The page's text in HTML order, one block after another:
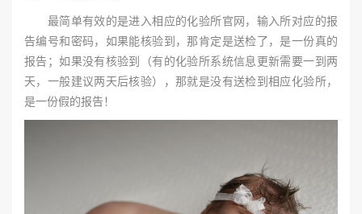
最简单有效的是进入相应的化验所官网，输入所对应的报
告编号和密码，如果能核验到，那肯定是送检了，是一份真的
报告；如果没有核验到（有的化验所系统信息更新需要一到两
天，一般建议两天后核验），那就是没有送检到相应化验所，
是一份假的报告！